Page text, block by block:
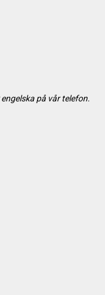
på vår telefon.